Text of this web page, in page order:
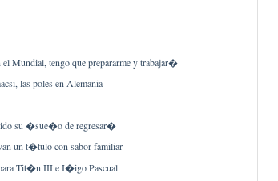
Mundial, tengo que prepararme y trabajar�
las poles en Alemania
su �sue�o de regresar�
un t�tulo con sabor familiar
Tit�n III e I�igo Pascual